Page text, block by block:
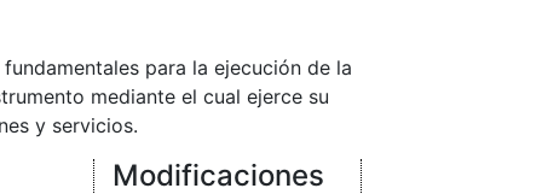
para la ejecución de la
mediante el cual ejerce su
y servicios.
Modificaciones